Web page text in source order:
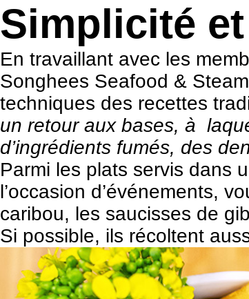
Simplicité
En travaillant avec les
Songhees Seafood &
techniques des recettes
un retour aux bases, à
d’ingrédients fumés, des
Parmi les plats servis dans
l’occasion d’événements,
caribou, les saucisses de
Si possible, ils récoltent